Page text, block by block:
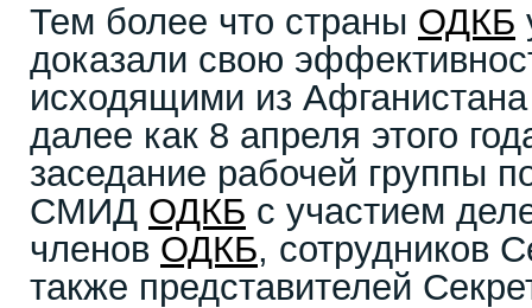
Тем более что страны ОДКБ
доказали свою
исходящими из
далее как 8 апреля этого
заседание рабочей группы
СМИД ОДКБ с участием
членов ОДКБ, сотрудников
также представителей